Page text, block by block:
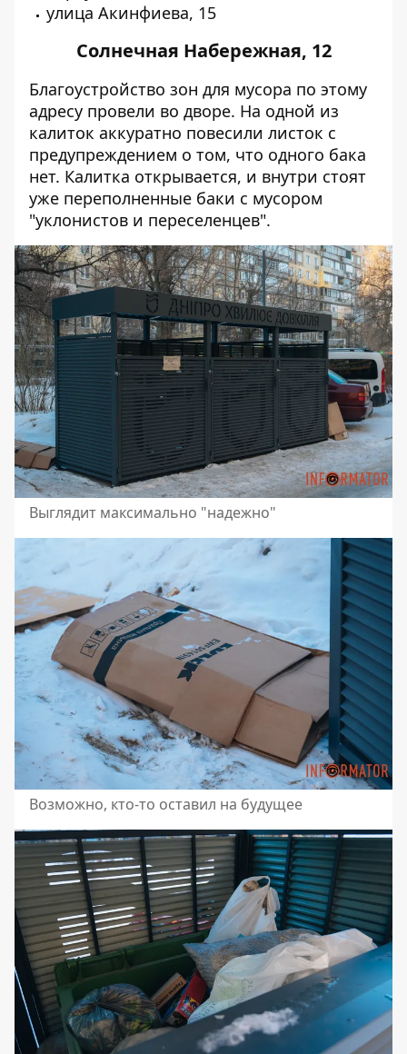
улица Акинфиева, 15
Солнечная Набережная, 12
Благоустройство зон для мусора по этому
адресу провели во дворе. На одной из
калиток аккуратно повесили листок с
предупреждением о том, что одного бака
нет. Калитка открывается, и внутри стоят
уже переполненные баки с мусором
"уклонистов и переселенцев".
Выглядит максимально "надежно"
Возможно, кто-то оставил на будущее